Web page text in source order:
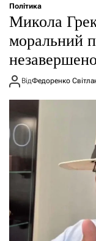
Політика
Микола
моральний
ВідФедоренко